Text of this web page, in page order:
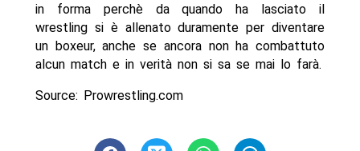
in forma perchè da quando ha lasciato il
wrestling si è allenato duramente per diventare
un boxeur, anche se ancora non ha combattuto
alcun match e in verità non si sa se mai lo farà.
Source: Prowrestling.com